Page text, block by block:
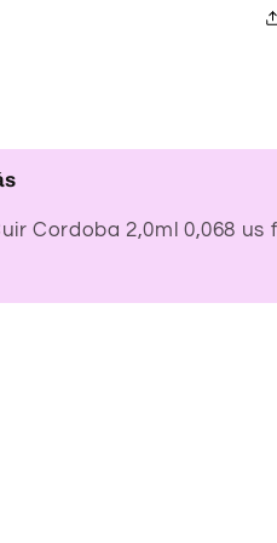
Cordoba 2,0ml 0,068